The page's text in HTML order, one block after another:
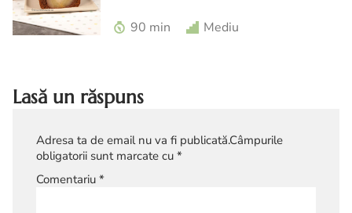
pere posate.
90 min Mediu
Lasă un răspuns
Adresa ta de email nu va fi publicată.Câmpurile
obligatorii sunt marcate cu *
Comentariu *